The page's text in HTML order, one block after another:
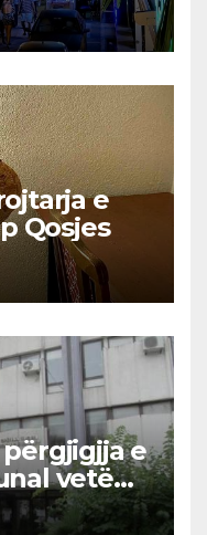
e
Qosjes
e
vetëm